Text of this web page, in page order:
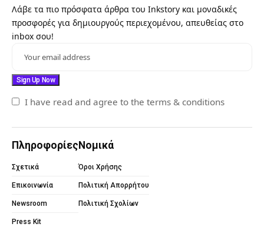
Λάβε τα πιο πρόσφατα άρθρα του Inkstory και μοναδικές
προσφορές για δημιουργούς περιεχομένου, απευθείας στο
inbox σου!
I have read and agree to the terms & conditions
Πληροφορίες
Σχετικά
Επικοινωνία
Newsroom
Press Kit
Νομικά
Όροι Χρήσης
Πολιτική Απορρήτου
Πολιτική Σχολίων